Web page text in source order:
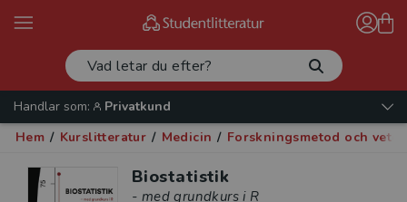
Handlar som:
Privatkund
Hem / Kurslitteratur / Medicin / Forskningsmetod och
Biostatistik
- med grundkurs i R